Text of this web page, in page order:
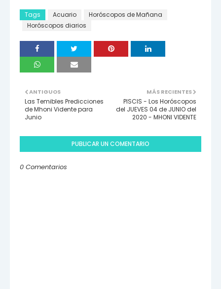
Tags Acuario
Horóscopos de Mañana
Horóscopos diarios
MÁS RECIENTES
PISCIS - Los Horóscopos
del JUEVES 04 de JUNIO del
2020 - MHONI VIDENTE
ANTIGUOS
Las Temibles Predicciones
de Mhoni Vidente para
Junio
PUBLICAR UN COMENTARIO
0 Comentarios